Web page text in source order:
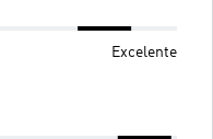
Excelente